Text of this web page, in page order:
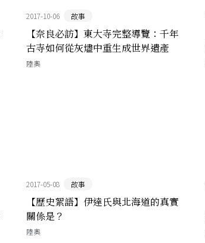
2017-10-06 故事
【奈良必訪】東大寺完整導覽：千年
古寺如何從灰燼中重生成世界遺產
陸奧
2017-05-08 故事
【歷史絮語】伊達氏與北海道的真實
關係是？
陸奧